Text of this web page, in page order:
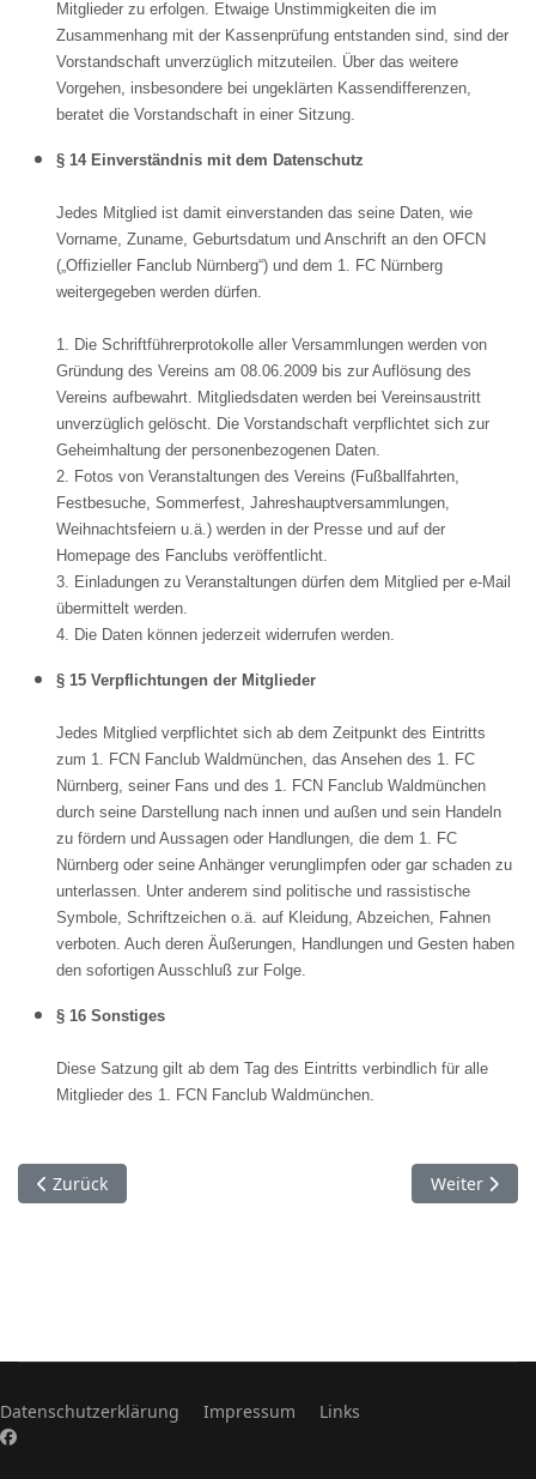
Mitglieder zu erfolgen. Etwaige Unstimmigkeiten die im
Zusammenhang mit der Kassenprüfung entstanden sind, sind der
Vorstandschaft unverzüglich mitzuteilen. Über das weitere
Vorgehen, insbesondere bei ungeklärten Kassendifferenzen,
beratet die Vorstandschaft in einer Sitzung.
§ 14 Einverständnis mit dem Datenschutz
Jedes Mitglied ist damit einverstanden das seine Daten, wie
Vorname, Zuname, Geburtsdatum und Anschrift an den OFCN
(„Offizieller Fanclub Nürnberg“) und dem 1. FC Nürnberg
weitergegeben werden dürfen.
1. Die Schriftführerprotokolle aller Versammlungen werden von
Gründung des Vereins am 08.06.2009 bis zur Auflösung des
Vereins aufbewahrt. Mitgliedsdaten werden bei Vereinsaustritt
unverzüglich gelöscht. Die Vorstandschaft verpflichtet sich zur
Geheimhaltung der personenbezogenen Daten.
2. Fotos von Veranstaltungen des Vereins (Fußballfahrten,
Festbesuche, Sommerfest, Jahreshauptversammlungen,
Weihnachtsfeiern u.ä.) werden in der Presse und auf der
Homepage des Fanclubs veröffentlicht.
3. Einladungen zu Veranstaltungen dürfen dem Mitglied per e-Mail
übermittelt werden.
4. Die Daten können jederzeit widerrufen werden.
§ 15 Verpflichtungen der Mitglieder
Jedes Mitglied verpflichtet sich ab dem Zeitpunkt des Eintritts
zum 1. FCN Fanclub Waldmünchen, das Ansehen des 1. FC
Nürnberg, seiner Fans und des 1. FCN Fanclub Waldmünchen
durch seine Darstellung nach innen und außen und sein Handeln
zu fördern und Aussagen oder Handlungen, die dem 1. FC
Nürnberg oder seine Anhänger verunglimpfen oder gar schaden zu
unterlassen. Unter anderem sind politische und rassistische
Symbole, Schriftzeichen o.ä. auf Kleidung, Abzeichen, Fahnen
verboten. Auch deren Äußerungen, Handlungen und Gesten haben
den sofortigen Ausschluß zur Folge.
§ 16 Sonstiges
Diese Satzung gilt ab dem Tag des Eintritts verbindlich für alle
Mitglieder des 1. FCN Fanclub Waldmünchen.
Vorheriger Beitrag: Vorstandschaft
Zurück Nächster
Weiter
Datenschutzerklärung Impressum Links